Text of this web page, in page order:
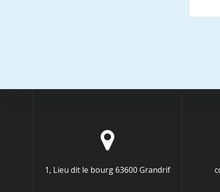
1, Lieu dit le bourg 63600 Grandrif